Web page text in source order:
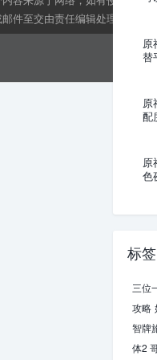
替
配
原
色
标签
三位
攻略
智牌
体2
件至交由责任编辑处理。